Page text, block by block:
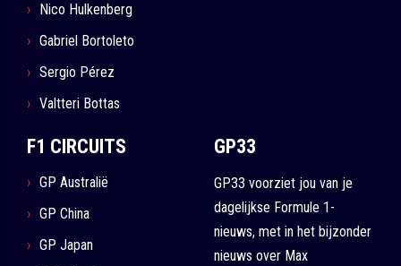
Nico Hulkenberg
Gabriel Bortoleto
Sergio Pérez
Valtteri Bottas
F1 CIRCUITS
GP Australië
GP China
GP Japan
GP33
GP33 voorziet jou van je
dagelijkse Formule 1-
nieuws, met in het bijzonder
nieuws over Max